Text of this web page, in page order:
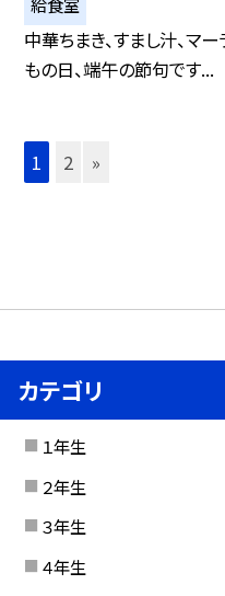
中華ちまき、すまし汁、マ
もの日、端午の節句です...
1 2 »
カテゴリ
１年生
２年生
３年生
４年生